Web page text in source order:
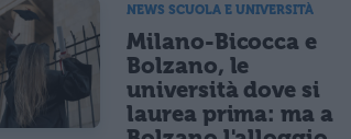
NEWS SCUOLA E UNIVERSITÀ
Milano-Bicocca e
Bolzano, le
università dove si
laurea prima: ma a